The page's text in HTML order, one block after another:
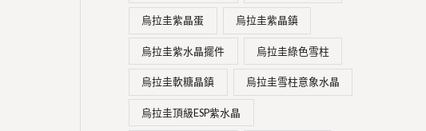
烏拉圭紫晶蛋 烏拉圭紫晶鎮
烏拉圭紫水晶擺件 烏拉圭綠色雪柱
烏拉圭軟糖晶鎮 烏拉圭雪柱意象水晶
烏拉圭頂級ESP紫水晶